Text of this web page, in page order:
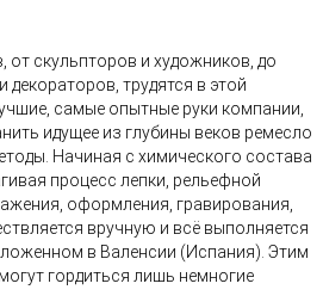
скульпторов и художников, до
декораторов, трудятся в этой
самые опытные руки компании,
идущее из глубины веков ремесло
Начиная с химического состава
процесс лепки, рельефной
оформления, гравирования,
вручную и всё выполняется
в Валенсии (Испания). Этим
гордиться лишь немногие